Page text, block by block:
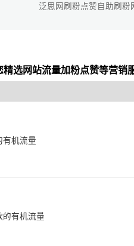
泛思网刷粉点赞自助刷粉
精选网站流量加粉点赞等营销
有机流量
的有机流量